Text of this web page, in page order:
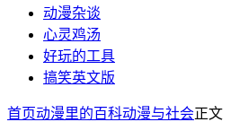
动漫杂谈
心灵鸡汤
好玩的工具
搞笑英文版
首页动漫里的百科动漫与社会正文